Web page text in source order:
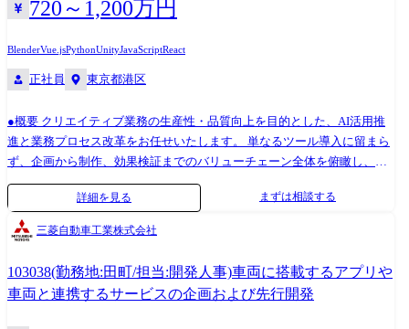
720～1,200万円
BlenderVue.jsPythonUnityJavaScriptReact
正社員 東京都港区
●概要 クリエイティブ業務の生産性・品質向上を目的とした、AI活用推
進と業務プロセス改革をお任せいたします。 単なるツール導入に留まら
ず、企画から制作、効果検証までのバリューチェーン全体を俯瞰し、本
質的な課題解決に取り組んでいただきます。 また効率化で創出したリソ
ースを新たな価値創造へと繋げ、将来的には顧客から指名される専門性
を確立していただきます。 詳細 ●クリエイティブ業務におけるAI化の推
進 └国内外の最新AIツールのリサーチ、選定、導入、PoCの実施 └効果的
なプロンプトの開発、集約、ナレッジ └AI活用定着に向けた社内メンバ
ーへのハンズオン支援や研修プログラムの企画・実施 ●クリエイティブ
業務プロセスの分析と再設計 └クリエイティブディレクター/アートディ
詳細を見る まずは相談する
三菱自動車工業株式会社
103038(勤務地:田町/担当:開発人事)車両に搭載するアプリや
車両と連携するサービスの企画および先行開発